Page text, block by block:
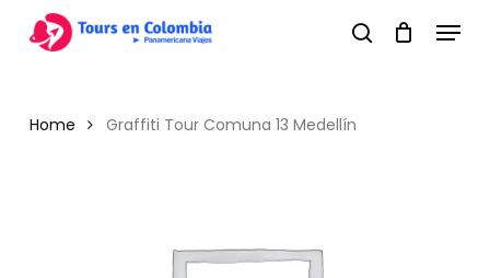
search
Menu
Home Graffiti Tour Comuna 13 Medellín